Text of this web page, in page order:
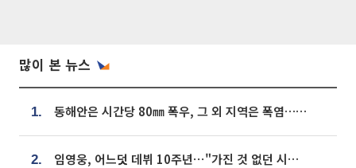
많이 본 뉴스
1. 동해안은 시간당 80㎜ 폭우, 그 외 지역은 폭염…‘극과 극 날씨’
2. 임영웅, 어느덧 데뷔 10주년⋯"가진 것 없던 시절, 내 앞엔 20명의 팬뿐"